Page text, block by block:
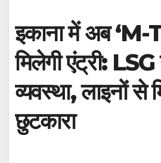
इकाना में अब
मिलेगी एंट्री:
व्यवस्था, लाइनों से
छुटकारा